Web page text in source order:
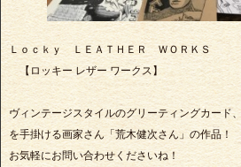
Ｌｏｃｋｙ ＬＥＡＴＨＥＲ ＷＯＲＫＳ
【ロッキー レザー ワークス】
ヴィンテージスタイルのグリーティングカード、
を手掛ける画家さん「荒木健次さん」の作品！
お気軽にお問い合わせくださいね！